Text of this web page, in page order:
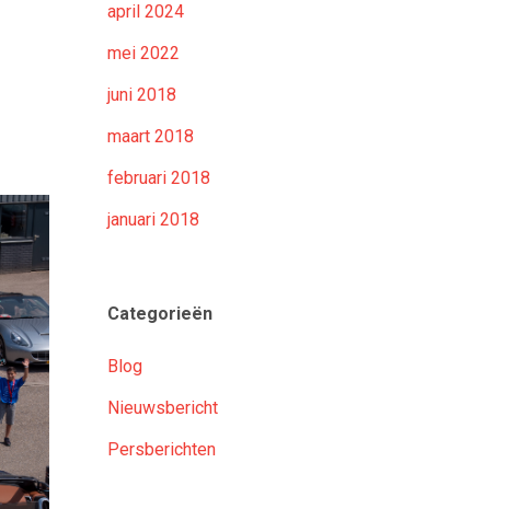
april 2024
mei 2022
juni 2018
maart 2018
februari 2018
januari 2018
Categorieën
Blog
Nieuwsbericht
Persberichten